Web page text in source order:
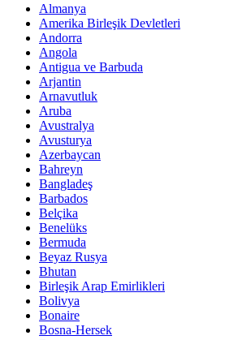
Almanya
Amerika Birleşik Devletleri
Andorra
Angola
Antigua ve Barbuda
Arjantin
Arnavutluk
Aruba
Avustralya
Avusturya
Azerbaycan
Bahreyn
Bangladeş
Barbados
Belçika
Benelüks
Bermuda
Beyaz Rusya
Bhutan
Birleşik Arap Emirlikleri
Bolivya
Bonaire
Bosna-Hersek